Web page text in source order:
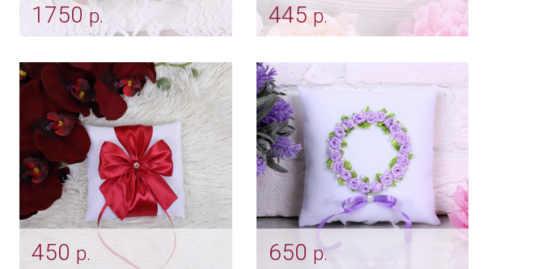
1750р.
Арт: pod_0149
445р.
shine"
Арт: pod_0005
450 р. 650 р.